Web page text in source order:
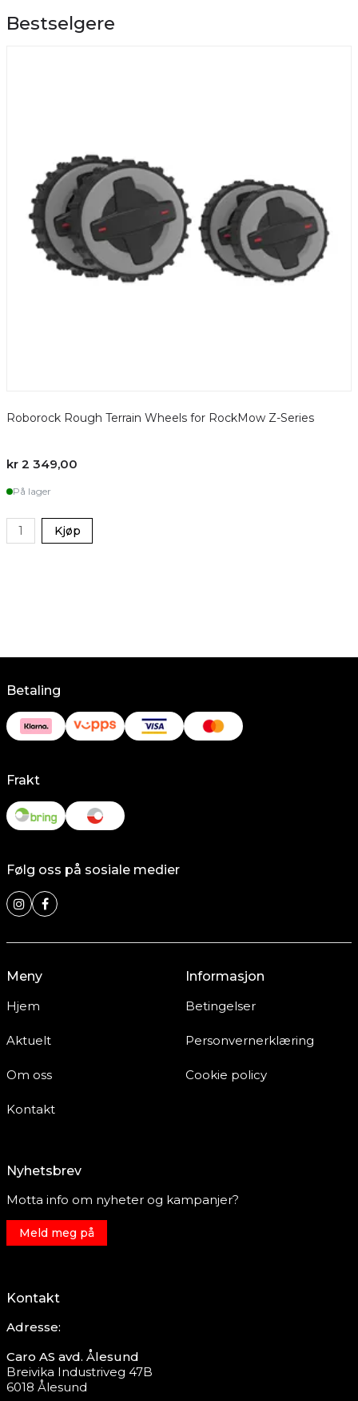
Bestselgere
Roborock Rough Terrain Wheels for RockMow Z-Series
kr 2 349,00
På lager
Kjøp
Betaling
Frakt
Følg oss på sosiale medier
Meny
Hjem
Aktuelt
Om oss
Kontakt
Informasjon
Betingelser
Personvernerklæring
Cookie policy
Nyhetsbrev
Motta info om nyheter og kampanjer?
Meld meg på
Kontakt
Adresse:
Caro AS avd. Ålesund
Breivika Industriveg 47B
6018 Ålesund